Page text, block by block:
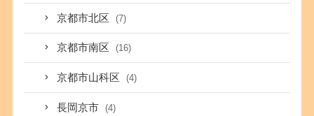
京都市北区 (7)
京都市南区 (16)
京都市山科区 (4)
長岡京市 (4)